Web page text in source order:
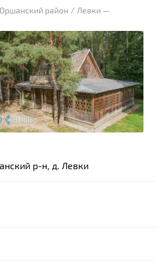
и заказники
Оршанский район Левки —
р-н, д. Левки